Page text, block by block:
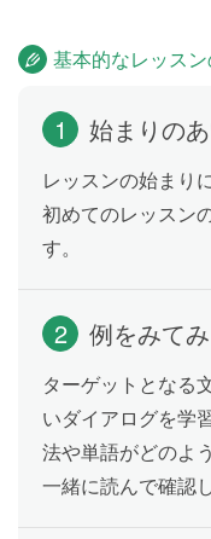
Lesson 13 リーデ
on weekdays.
自分について話し
Lesson 15 テスト
Lesson 10〜14 の
基本的なレッス
1 始まりの
レッスンの始まり
初めてのレッスン
す。
2 例をみて
ターゲットとなる
いダイアログを学
法や単語がどのよ
一緒に読んで確認